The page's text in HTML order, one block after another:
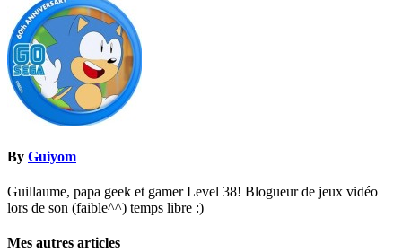
l’article
By Guiyom
Guillaume, papa geek et gamer Level 38! Blogueur de jeux vidéo
lors de son (faible^^) temps libre :)
Mes autres articles